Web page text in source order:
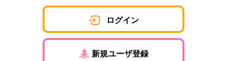
ログイン
新規ユーザ登録